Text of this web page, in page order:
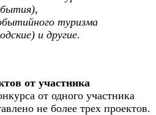
туризма
и другие.
от участника
от одного участника
не более трех проектов.